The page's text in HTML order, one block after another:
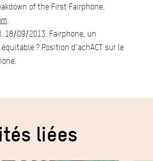
of the First Fairphone.
.
18/09/2013. Fairphone, un
? Position d’achACT sur le
liées